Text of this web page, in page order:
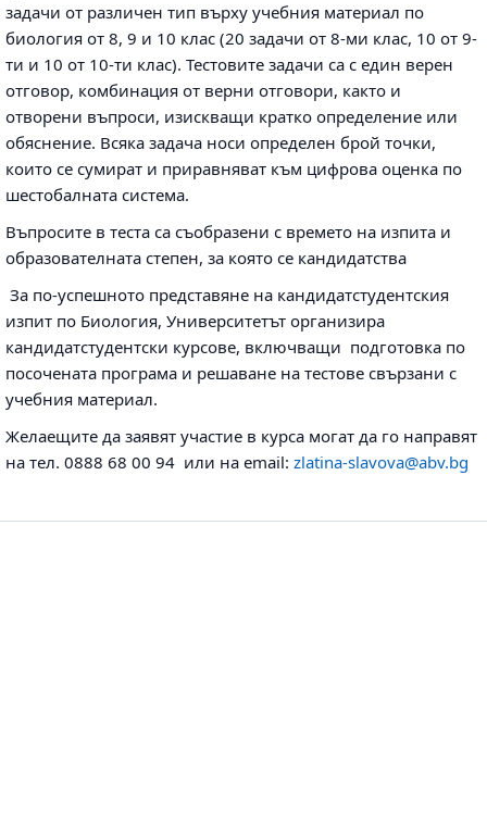
задачи от различен тип върху учебния материал по
биология от 8, 9 и 10 клас (20 задачи от 8-ми клас, 10 от 9-
ти и 10 от 10-ти клас). Тестовите задачи са с един верен
отговор, комбинация от верни отговори, както и
отворени въпроси, изискващи кратко определение или
обяснение. Всяка задача носи определен брой точки,
които се сумират и приравняват към цифрова оценка по
шестобалната система.
Въпросите в теста са съобразени с времето на изпита и
образователната степен, за която се кандидатства
За по-успешното представяне на кандидатстудентския
изпит по Биология, Университетът организира
кандидатстудентски курсове, включващи подготовка по
посочената програма и решаване на тестове свързани с
учебния материал.
Желаещите да заявят участие в курса могат да го направят
на тел. 0888 68 00 94 или на email: zlatina-slavova@abv.bg